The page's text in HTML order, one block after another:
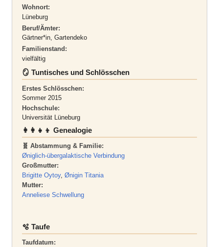
Wohnort:
Lüneburg
Beruf/Ämter:
Gärtner*in, Gartendeko
Familienstand:
vielfältig
🪞 Tuntisches und Schlösschen
Erstes Schlösschen:
Sommer 2015
Hochschule:
Universität Lüneburg
👩‍👩‍👧‍👦 Genealogie
🧬 Abstammung & Familie:
Øniglich-übergalaktische Verbindung
Großmutter:
Brigitte Oytoy, Ønigin Titania
Mutter:
Anneliese Schwellung
🫧 Taufe
Taufdatum: